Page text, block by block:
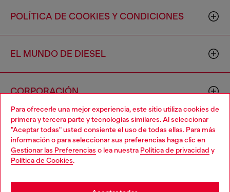
Para ofrecerle una mejor experiencia, este sitio utiliza cookies de
primera y tercera parte y tecnologías similares. Al seleccionar
"Aceptar todas" usted consiente el uso de todas ellas. Para más
información o para seleccionar sus preferencias haga clic en
Gestionar las Preferencias o lea nuestra Política de privacidad y
Política de Cookies.
POLÍTICA DE COOKIES Y CONDICIONES
EL MUNDO DE DIESEL
CORPORACIÓN